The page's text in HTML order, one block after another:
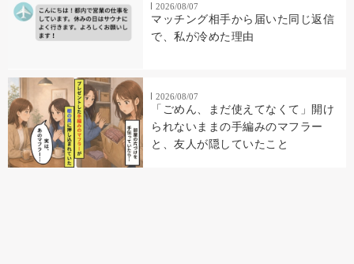
2026/08/07
マッチング相手から届いた同じ返信
で、私が冷めた理由
2026/08/07
「ごめん、まだ使えてなくて」開け
られないままの手編みのマフラー
と、友人が隠していたこと